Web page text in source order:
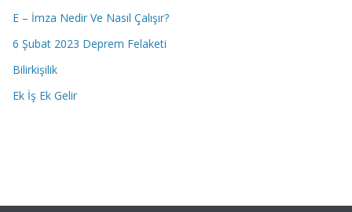
E – İmza Nedir Ve Nasıl Çalışır?
6 Şubat 2023 Deprem Felaketi
Bilirkişilik
Ek İş Ek Gelir